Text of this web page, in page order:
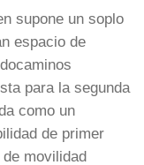
supone un soplo
espacio de
para la segunda
como un
de primer
movilidad